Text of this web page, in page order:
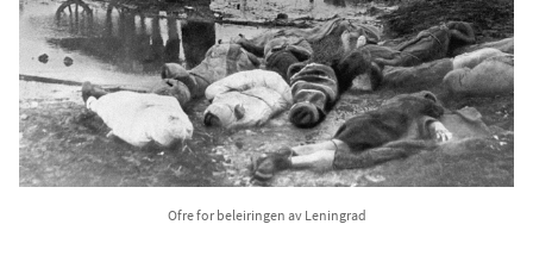
Ofre for beleiringen av Leningrad